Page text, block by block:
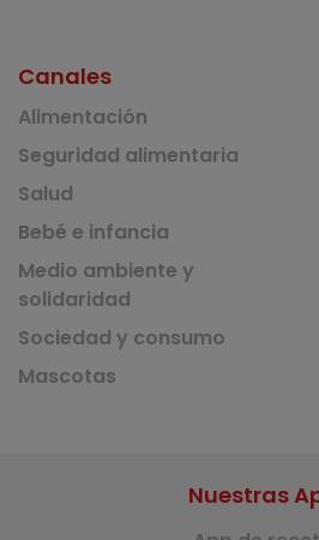
Canales
Alimentación
Seguridad alimentaria
Salud
Bebé e infancia
Medio ambiente y
solidaridad
Sociedad y consumo
Mascotas
Nuestras